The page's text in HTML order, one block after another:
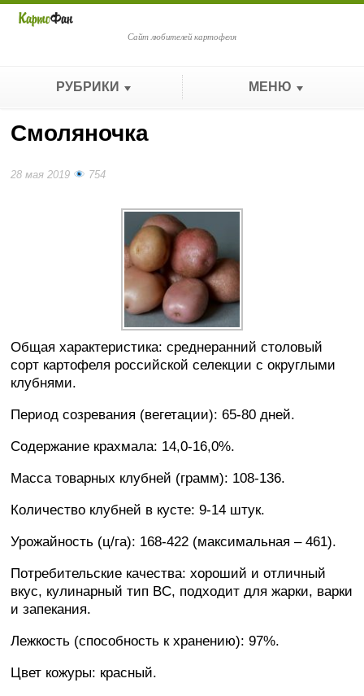
Сайт любителей картофеля
РУБРИКИ МЕНЮ
Смоляночка
28 мая 2019 754
Общая характеристика: среднеранний столовый
сорт картофеля российской селекции с округлыми
клубнями.
Период созревания (вегетации): 65-80 дней.
Содержание крахмала: 14,0-16,0%.
Масса товарных клубней (грамм): 108-136.
Количество клубней в кусте: 9-14 штук.
Урожайность (ц/га): 168-422 (максимальная – 461).
Потребительские качества: хороший и отличный
вкус, кулинарный тип BC, подходит для жарки, варки
и запекания.
Лежкость (способность к хранению): 97%.
Цвет кожуры: красный.